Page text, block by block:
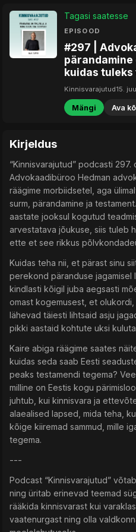
Tagasi saatesse
EPISOOD
#297 |
pärandamine
kuidas
Kinnisvarajutud15.
Mängi Ava
Kirjeldus
“Kinnisvarajutud” podcasti 297.
Advokaadibüroo Hedman
räägime morbiidsetel, aga
surm, pärandamine ja
aastate jooksul kogutud
arvestatava jõukuse, siis tuleb
ette et see rikkus
Kuidas teha nii, et pärast sinu
perekond päranduse jagamisel
kindlasti kõigil juba aegsasti
omast kogemusest, et
lähevad täiesti lihtsaid asju
pikki aastaid kohtute uksi
Kaire abiga räägime saates
kuidas seda saab Eesti
peaks testamendi tegema?
milline on Eestis kogu
juhtub, kui kinnisvara ja
alaealised lapsed, mida teha,
kõige kiiremad sammud, mille
tegema.
---
Podcast “Kinnisvarajutud”
ning üritab erinevad teemad
rääkida kinnisvarast kui
vaatenurgast ning olla